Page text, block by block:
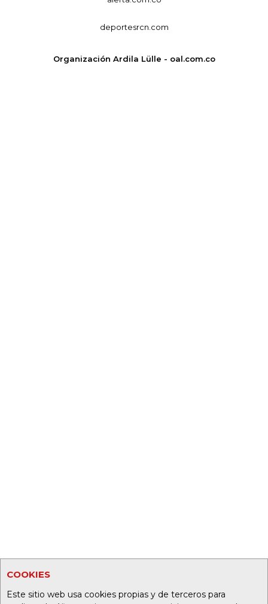
COOKIES
Este sitio web usa cookies propias y de terceros para
deportesrcn.com
Organización Ardila Lülle - oal.com.co